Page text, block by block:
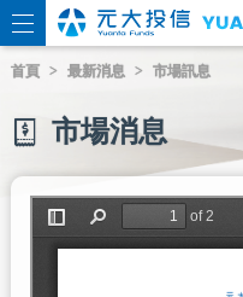
首頁 最新消息 市場訊息
市場消息